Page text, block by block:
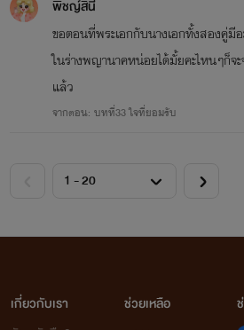
พิชญ์สินี
ขอตอนที่พระเอกกับนางเอกทั้งสองคู่มีอ
ในร่างพญานาคหน่อยได้มั้ยคะไหนๆก็จ
แล้ว
จากตอน: บทที่33 ใจที่ยอมรับ
เกี่ยวกับเรา
ช่วยเหลือ